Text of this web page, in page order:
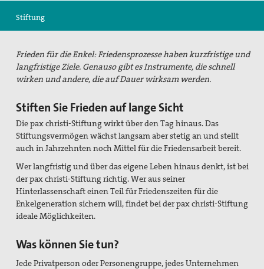
Suche
Stiftung
Frieden für die Enkel: Friedensprozesse haben kurzfristige und
langfristige Ziele. Genauso gibt es Instrumente, die schnell
wirken und andere, die auf Dauer wirksam werden.
Stiften Sie Frieden auf lange Sicht
Die pax christi-Stiftung wirkt über den Tag hinaus. Das
Stiftungsvermögen wächst langsam aber stetig an und stellt
auch in Jahrzehnten noch Mittel für die Friedensarbeit bereit.
Wer langfristig und über das eigene Leben hinaus denkt, ist bei
der pax christi-Stiftung richtig. Wer aus seiner
Hinterlassenschaft einen Teil für Friedenszeiten für die
Enkelgeneration sichern will, findet bei der pax christi-Stiftung
ideale Möglichkeiten.
Was können Sie tun?
Jede Privatperson oder Personengruppe, jedes Unternehmen